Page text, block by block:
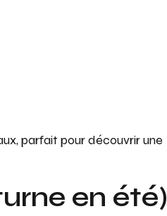
parfait pour découvrir une
en été)